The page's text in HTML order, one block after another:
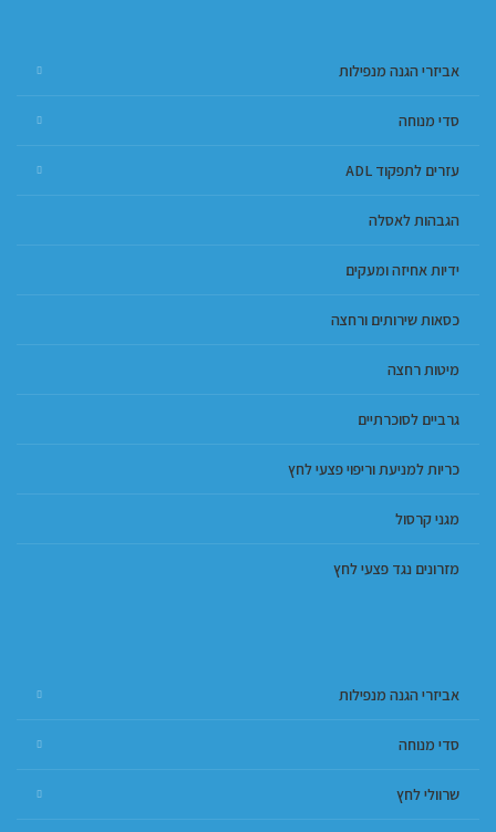
אביזרי הגנה מנפילות
סדי מנוחה
עזרים לתפקוד ADL
הגבהות לאסלה
ידיות אחיזה ומעקים
כסאות שירותים ורחצה
מיטות רחצה
גרביים לסוכרתיים
כריות למניעת וריפוי פצעי לחץ
מגני קרסול
מזרונים נגד פצעי לחץ
אביזרי הגנה מנפילות
סדי מנוחה
שרוולי לחץ